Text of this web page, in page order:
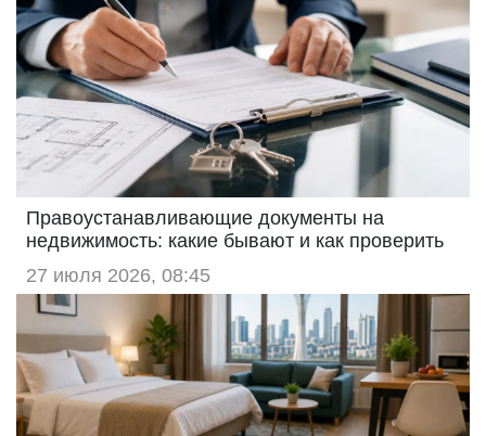
Правоустанавливающие документы на
недвижимость: какие бывают и как проверить
27 июля 2026, 08:45